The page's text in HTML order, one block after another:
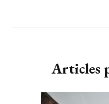
Articles